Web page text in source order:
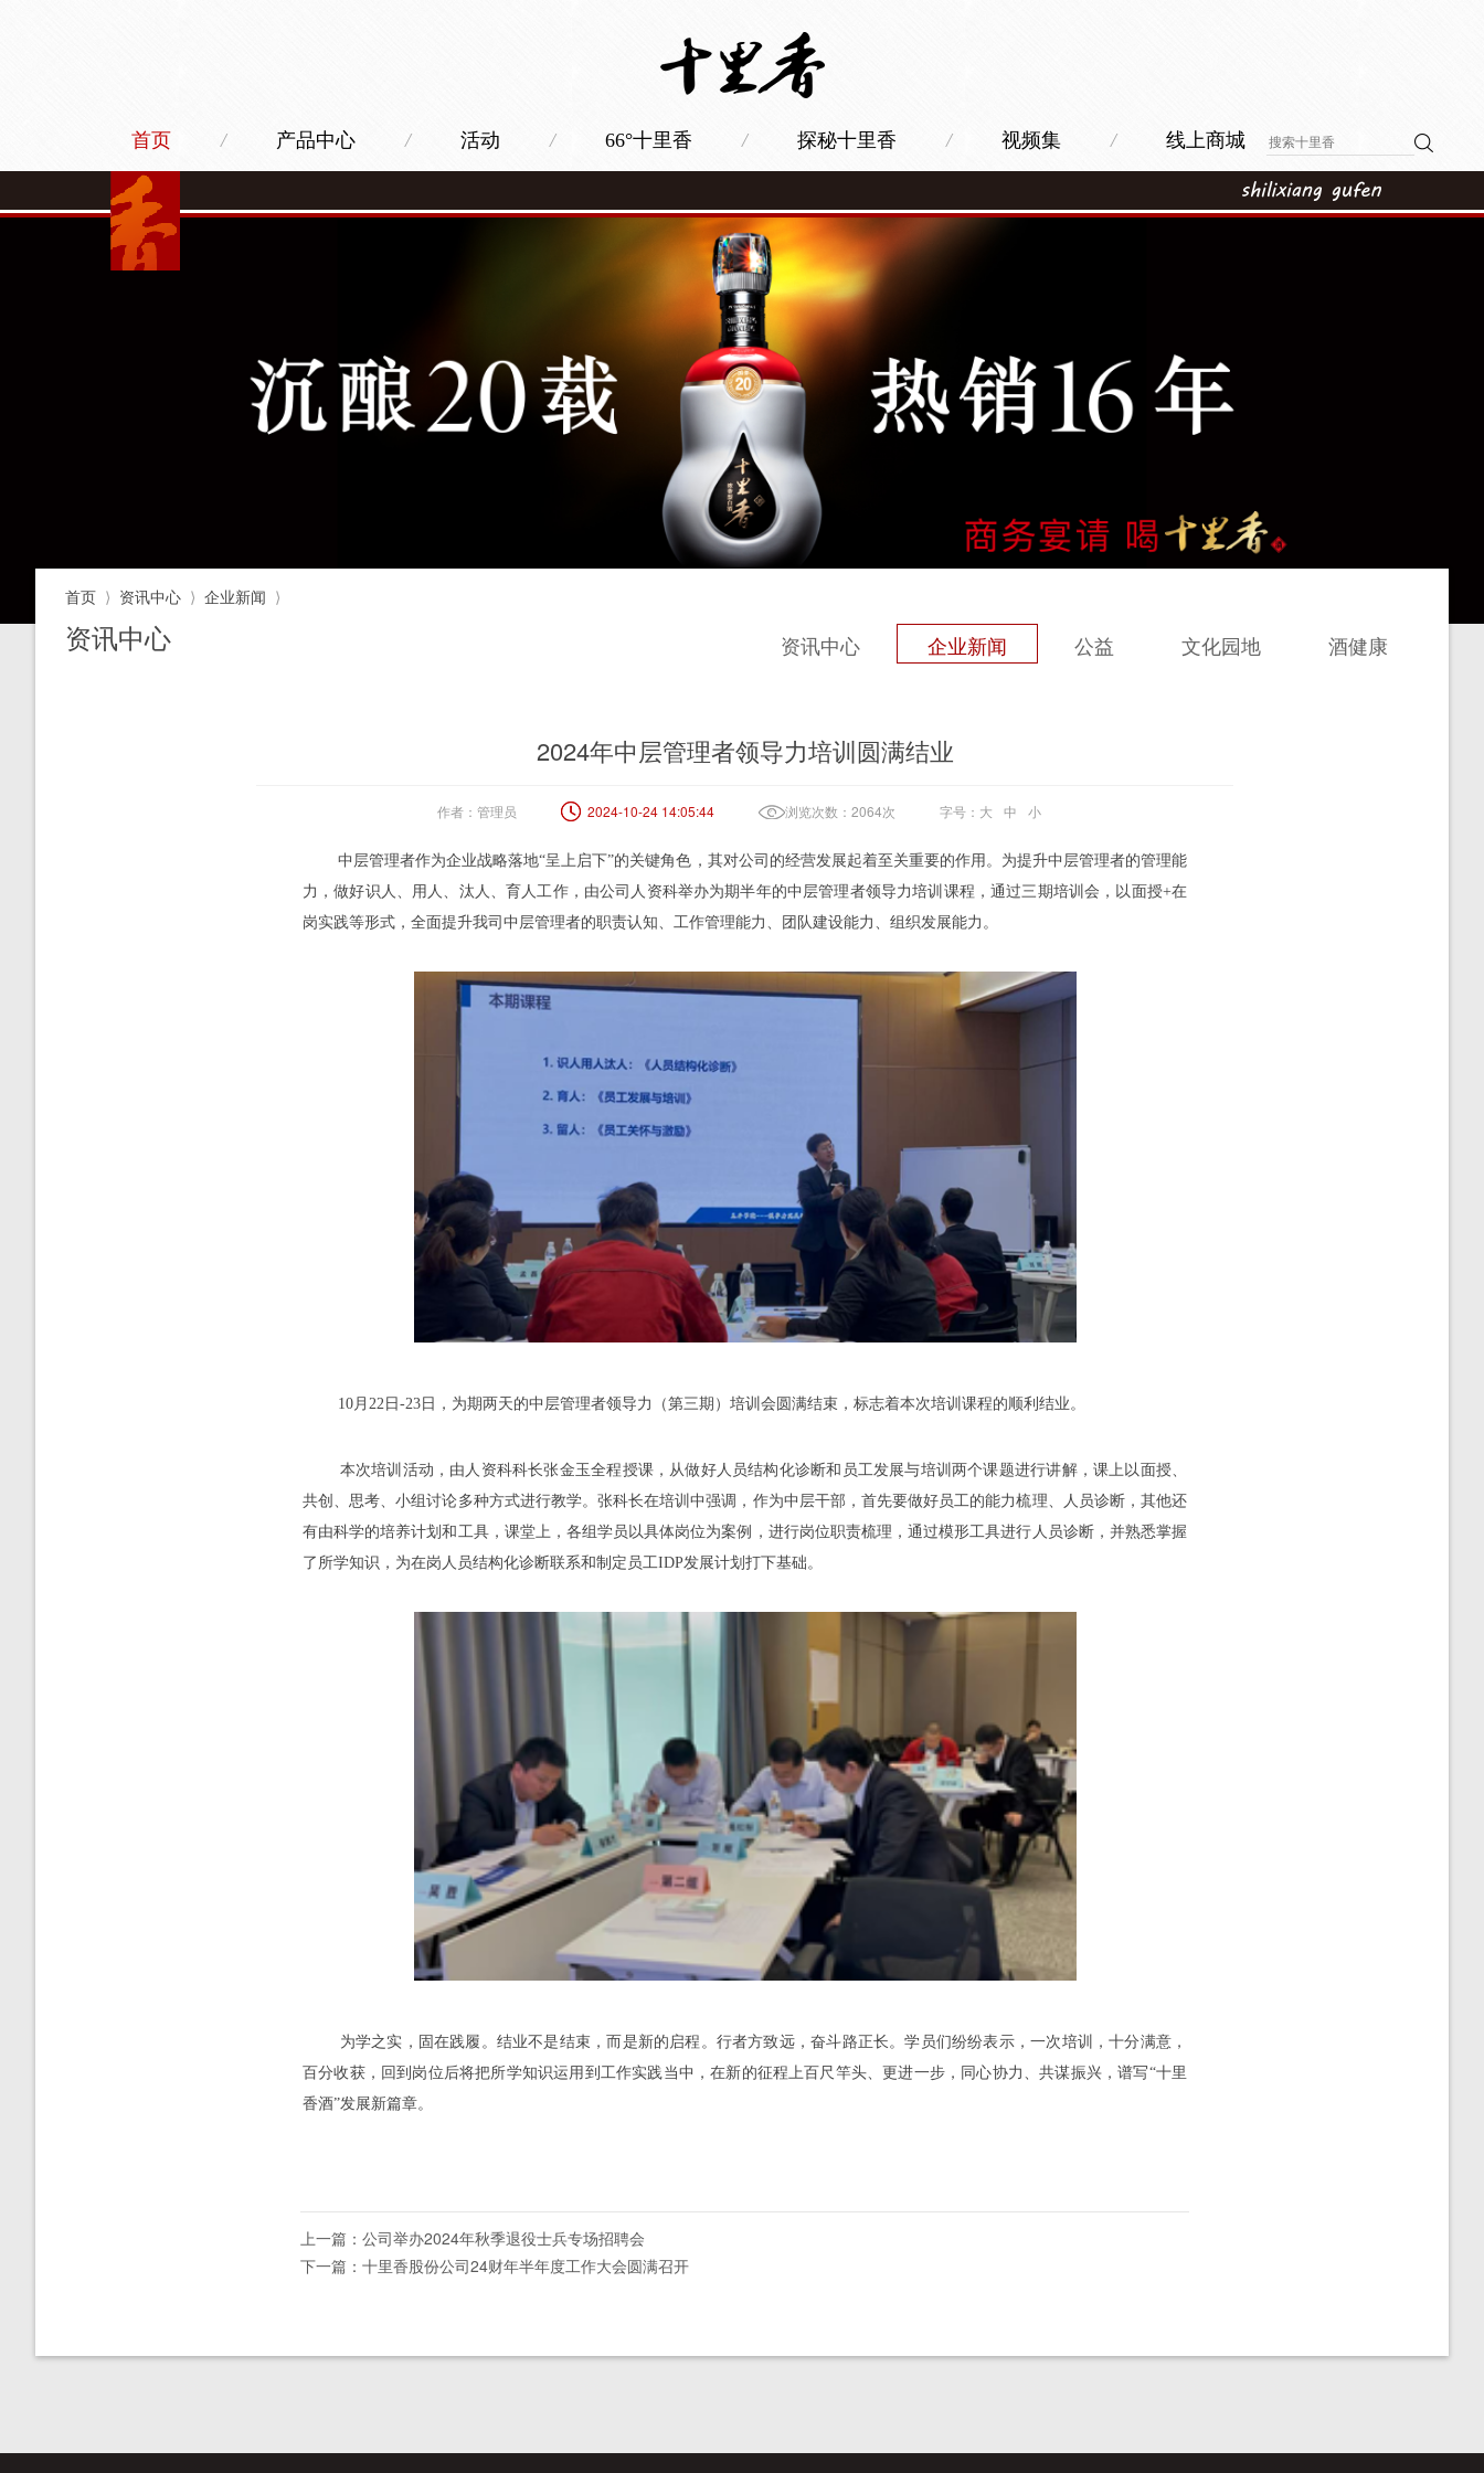
首页 / 产品中心 / 活动 / 66°十里香 / 探秘十里香 / 视频集 / 线上商城
首页 ⟩ 资讯中心 ⟩ 企业新闻 ⟩
资讯中心 资讯中心 企业新闻 公益 文化园地 酒健康
2024年中层管理者领导力培训圆满结业
作者：管理员 2024-10-24 14:05:44 浏览次数：2064次 字号： 大 中 小
中层管理者作为企业战略落地“呈上启下”的关键角色，其对公司的经营发展起着至关重要的作用。为提升中层管理者的管理能
力，做好识人、用人、汰人、育人工作，由公司人资科举办为期半年的中层管理者领导力培训课程，通过三期培训会，以面授+在
岗实践等形式，全面提升我司中层管理者的职责认知、工作管理能力、团队建设能力、组织发展能力。
10月22日-23日，为期两天的中层管理者领导力（第三期）培训会圆满结束，标志着本次培训课程的顺利结业。
本次培训活动，由人资科科长张金玉全程授课，从做好人员结构化诊断和员工发展与培训两个课题进行讲解，课上以面授、
共创、思考、小组讨论多种方式进行教学。张科长在培训中强调，作为中层干部，首先要做好员工的能力梳理、人员诊断，其他还
有由科学的培养计划和工具，课堂上，各组学员以具体岗位为案例，进行岗位职责梳理，通过模形工具进行人员诊断，并熟悉掌握
了所学知识，为在岗人员结构化诊断联系和制定员工IDP发展计划打下基础。
为学之实，固在践履。结业不是结束，而是新的启程。行者方致远，奋斗路正长。学员们纷纷表示，一次培训，十分满意，
百分收获，回到岗位后将把所学知识运用到工作实践当中，在新的征程上百尺竿头、更进一步，同心协力、共谋振兴，谱写“十里
香酒”发展新篇章。
上一篇：公司举办2024年秋季退役士兵专场招聘会
下一篇：十里香股份公司24财年半年度工作大会圆满召开